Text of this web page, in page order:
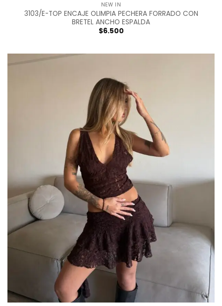
NEW IN
3103/E-TOP ENCAJE OLIMPIA PECHERA FORRADO CON
BRETEL ANCHO ESPALDA
$6.500